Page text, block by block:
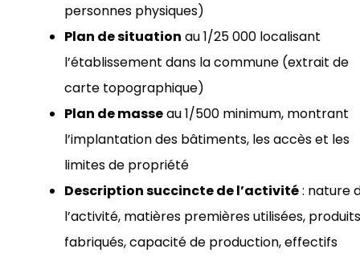
personnes physiques)
Plan de situation au 1/25 000 localisant
l’établissement dans la commune (extrait de
carte topographique)
Plan de masseau 1/500 minimum, montrant
l’implantation des bâtiments, les accès et les
limites de propriété
Description succincte de l’activité: nature
l’activité, matières premières utilisées, produits
fabriqués, capacité de production, effectifs